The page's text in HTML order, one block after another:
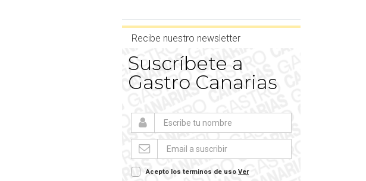
Recibe nuestro newsletter
Suscríbete a
Gastro Canarias
Acepto los terminos de uso Ver